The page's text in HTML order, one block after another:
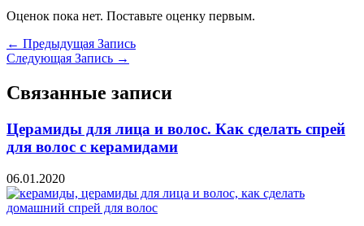
Оценок пока нет. Поставьте оценку первым.
← Предыдущая Запись
Следующая Запись →
Связанные записи
Церамиды для лица и волос. Как сделать спрей
для волос с керамидами
06.01.2020